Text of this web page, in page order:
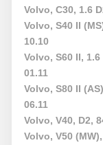
Volvo, C30, 1.6
Volvo, S40 II
10.10
Volvo, S60 II,
01.11
Volvo, S80 II
06.11
Volvo, V40, D2,
Volvo, V50